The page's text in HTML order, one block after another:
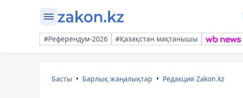
#Референдум-2026 #Қазақстан мақтанышы
Басты Барлық жаңалықтар Редакция Zakon.kz